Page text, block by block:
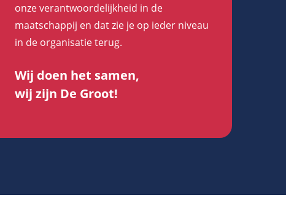
onze verantwoordelijkheid in de
maatschappij en dat zie je op ieder niveau
in de organisatie terug.
Wij doen het samen,
wij zijn De Groot!